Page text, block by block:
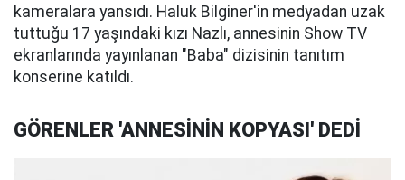
kameralara yansıdı. Haluk Bilginer'in medyadan uzak
tuttuğu 17 yaşındaki kızı Nazlı, annesinin Show TV
ekranlarında yayınlanan "Baba" dizisinin tanıtım
konserine katıldı.
GÖRENLER 'ANNESİNİN KOPYASI' DEDİ